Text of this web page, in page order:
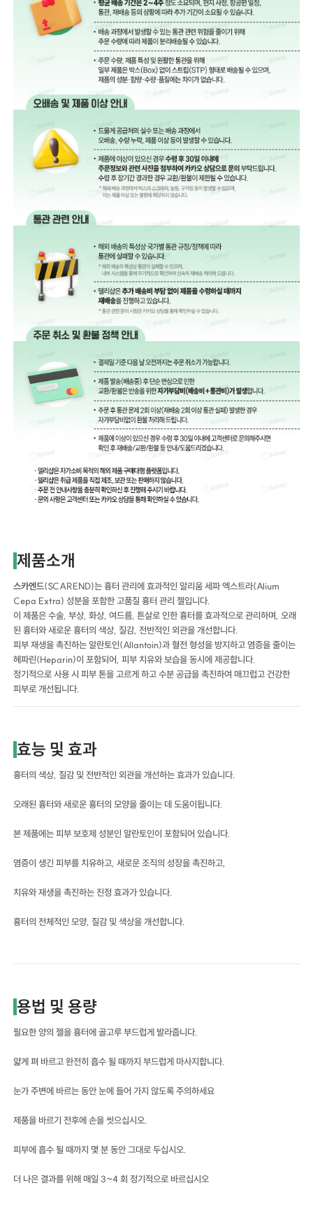
제품소개
스카엔드(SCAREND)는 흉터 관리에 효과적인 알리움 세파 엑스트라(Alium
Cepa Extra) 성분을 포함한 고품질 흉터 관리 젤입니다.
이 제품은 수술, 부상, 화상, 여드름, 튼살로 인한 흉터를 효과적으로 관리하며, 오래
된 흉터와 새로운 흉터의 색상, 질감, 전반적인 외관을 개선합니다.
피부 재생을 촉진하는 알란토인(Allantoin)과 혈전 형성을 방지하고 염증을 줄이는
헤파린(Heparin)이 포함되어, 피부 치유와 보습을 동시에 제공합니다.
정기적으로 사용 시 피부 톤을 고르게 하고 수분 공급을 촉진하여 매끄럽고 건강한
피부로 개선됩니다.
효능 및 효과
흉터의 색상, 질감 및 전반적인 외관을 개선하는 효과가 있습니다.
오래된 흉터와 새로운 흉터의 모양을 줄이는 데 도움이됩니다.
본 제품에는 피부 보호제 성분인 알란토인이 포함되어 있습니다.
염증이 생긴 피부를 치유하고, 새로운 조직의 성장을 촉진하고,
치유와 재생을 촉진하는 진정 효과가 있습니다.
흉터의 전체적인 모양, 질감 및 색상을 개선합니다.
용법 및 용량
필요한 양의 젤을 흉터에 골고루 부드럽게 발라줍니다.
얇게 펴 바르고 완전히 흡수 될 때까지 부드럽게 마사지합니다.
눈가 주변에 바르는 동안 눈에 들어 가지 않도록 주의하세요
제품을 바르기 전후에 손을 씻으십시오.
피부에 흡수 될 때까지 몇 분 동안 그대로 두십시오.
더 나은 결과를 위해 매일 3~4 회 정기적으로 바르십시오